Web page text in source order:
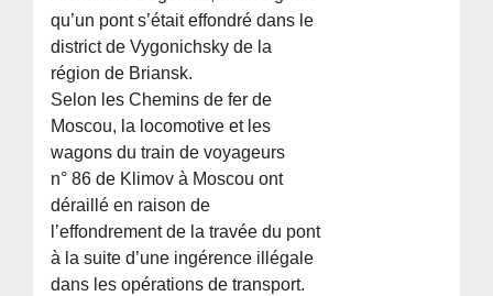
qu’un pont s’était effondré dans le
district de Vygonichsky de la
région de Briansk.
Selon les Chemins de fer de
Moscou, la locomotive et les
wagons du train de voyageurs
n° 86 de Klimov à Moscou ont
déraillé en raison de
l’effondrement de la travée du pont
à la suite d’une ingérence illégale
dans les opérations de transport.